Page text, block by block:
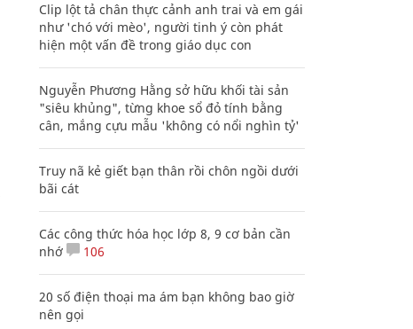
Clip lột tả chân thực cảnh anh trai và em gái
như 'chó với mèo', người tinh ý còn phát
hiện một vấn đề trong giáo dục con
Nguyễn Phương Hằng sở hữu khối tài sản
"siêu khủng", từng khoe sổ đỏ tính bằng
cân, mắng cựu mẫu 'không có nổi nghìn tỷ'
Truy nã kẻ giết bạn thân rồi chôn ngồi dưới
bãi cát
Các công thức hóa học lớp 8, 9 cơ bản cần
nhớ
106
20 số điện thoại ma ám bạn không bao giờ
nên gọi